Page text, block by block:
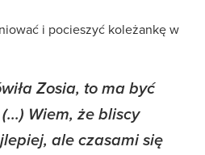
i pocieszyć koleżankę w
Zosia, to ma być
Wiem, że bliscy
ale czasami się